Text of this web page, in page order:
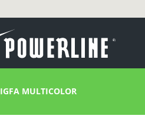
IGFA MULTICOLOR